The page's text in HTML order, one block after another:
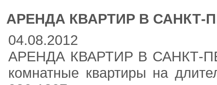
АРЕНДА КВАРТИР В САНКТ-
04.08.2012
АРЕНДА КВАРТИР В САНКТ-
комнатные квартиры на